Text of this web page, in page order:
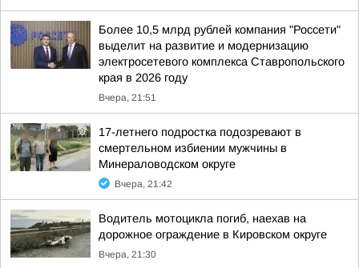
Более 10,5 млрд рублей компания "Россети"
выделит на развитие и модернизацию
электросетевого комплекса Ставропольского
края в 2026 году
Вчера, 21:51
17-летнего подростка подозревают в
смертельном избиении мужчины в
Минераловодском округе
Вчера, 21:42
Водитель мотоцикла погиб, наехав на
дорожное ограждение в Кировском округе
Вчера, 21:30